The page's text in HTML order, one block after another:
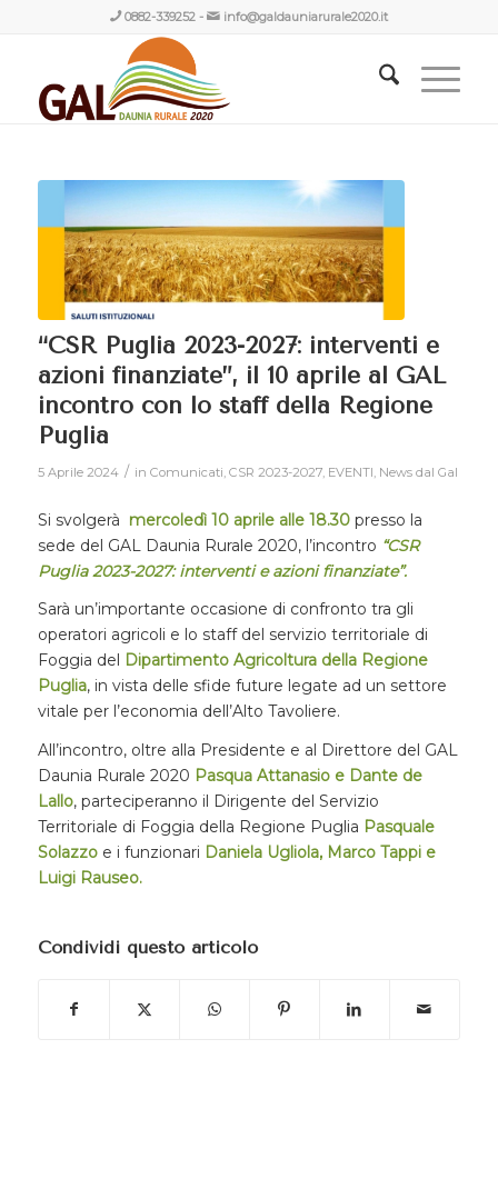
0882-339252- info@galdauniarurale2020.it
“CSR Puglia 2023-2027: interventi e
azioni finanziate”, il 10 aprile al GAL
incontro con lo staff della Regione
Puglia
5 Aprile 2024 / in Comunicati CSR 2023-2027, EVENTI News dal Gal
Si svolgerà mercoledì 10 aprilealle 18.30presso la
sede del GAL Daunia Rurale 2020, l’incontro “CSR
Puglia 2023-2027: interventi e azioni finanziate”.
Sarà un’importante occasione di confronto tra gli
operatori agricoli e lo staff del servizio territoriale di
Foggia del
Dipartimento Agricoltura della Regione
Puglia, in vista delle sfide future legate ad un settore
vitale per l’economia dell’Alto Tavoliere.
All’incontro, oltre alla Presidente e al Direttore del GAL
Daunia Rurale 2020 Pasqua Attanasio e Dante de
Lallo, parteciperanno il Dirigente del Servizio
Territoriale di Foggia della Regione Puglia Pasquale
Solazzoe i funzionari Daniela Ugliola, Marco Tappi e
Luigi Rauseo.
Condividi questo articolo